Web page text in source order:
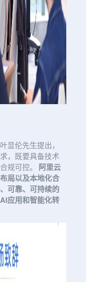
显伦先生提出，
，既要具备技术
规可控。
阿里云
局以及本地化合
可靠、可持续的
应用和智能化转